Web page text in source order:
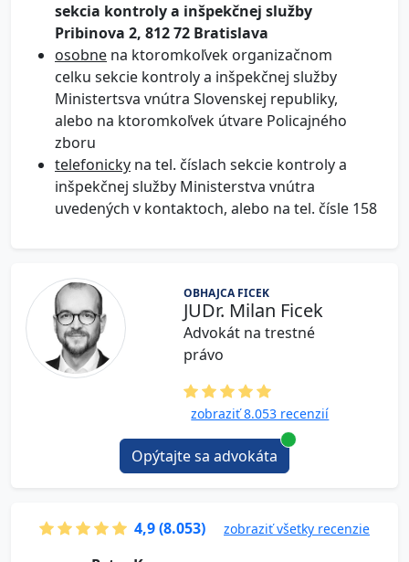
sekcia kontroly a inšpekčnej služby
Pribinova 2, 812 72 Bratislava
osobne na ktoromkoľvek organizačnom
celku sekcie kontroly a inšpekčnej služby
Ministertsva vnútra Slovenskej republiky,
alebo na ktoromkoľvek útvare Policajného
zboru
telefonicky na tel. číslach sekcie kontroly a
inšpekčnej služby Ministerstva vnútra
uvedených v kontaktoch, alebo na tel. čísle 158
OBHAJCA FICEK
JUDr. Milan Ficek
Advokát na trestné
právo
zobraziť 8.053 recenzií
Opýtajte sa advokáta
4,9 (8.053) zobraziť všetky recenzie